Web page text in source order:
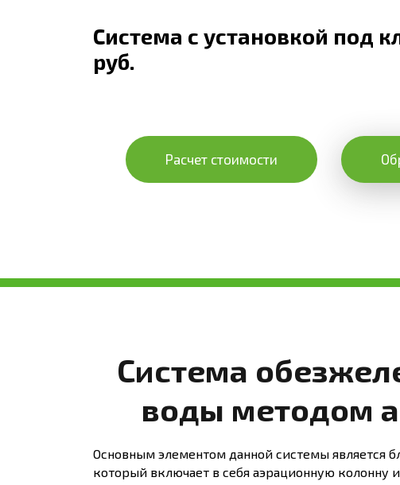
Система с установкой под
руб.
Расчет стоимости
Система
воды методом
Основным элементом данной системы является
который включает в себя аэрационную колонну